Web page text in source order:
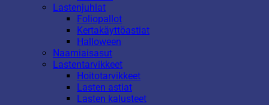
Lastenjuhlat
Foliopallot
Kertakäyttöastiat
Halloween
Naamiaisasut
Lastentarvikkeet
Hoitotarvikkeet
Lasten astiat
Lasten kalusteet